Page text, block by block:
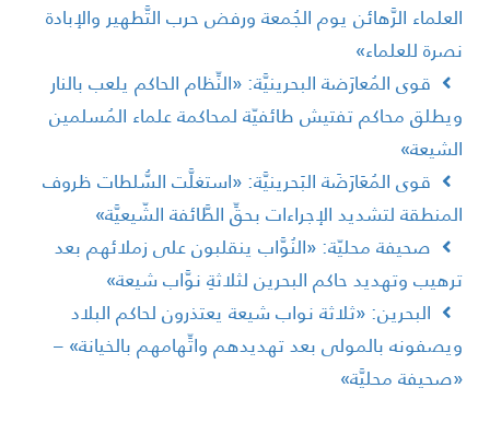
الرَّهائن يوم الجُمعة ورفض حرب التَّطهير والإبادة
للعلماء»
قوى المُعارَضة البحرينيَّة: «النِّظام الحاكم يلعب بالنار
محاكم تفتيش طائفيّة لمحاكمة علماء المُسلمين
قوى المُعَارَضَة البَحرينيَّة: «استغلَّت السُّلطات ظروف
لتشديد الإجراءات بحقِّ الطَّائفة الشّيعيَّة»
صحيفة محليّة: «النُوَّاب ينقلبون على زملائهم بعد
وتهديد حاكم البحرين لثلاثةِ نوَّاب شيعة»
البحرين: «ثلاثة نواب شيعة يعتذرون لحاكم البلاد
بالمولى بعد تهديدهم واتِّهامهم بالخيانة» –
محليَّة»